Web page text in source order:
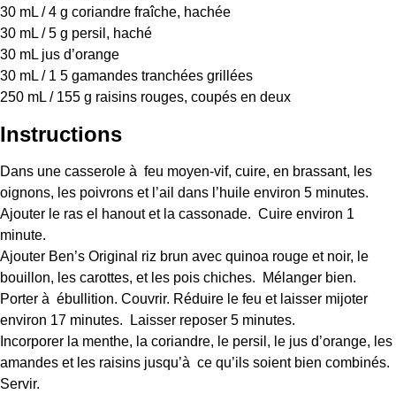
30 mL / 4 g coriandre fraîche, hachée
30 mL / 5 g persil, haché
30 mL jus d’orange
30 mL / 1 5 gamandes tranchées grillées
250 mL / 155 g raisins rouges, coupés en deux
Instructions
Dans une casserole à feu moyen-vif, cuire, en brassant, les
oignons, les poivrons et l’ail dans l’huile environ 5 minutes.
Ajouter le ras el hanout et la cassonade. Cuire environ 1
minute.
Ajouter Ben’s Original riz brun avec quinoa rouge et noir, le
bouillon, les carottes, et les pois chiches. Mélanger bien.
Porter à ébullition. Couvrir. Réduire le feu et laisser mijoter
environ 17 minutes. Laisser reposer 5 minutes.
Incorporer la menthe, la coriandre, le persil, le jus d’orange, les
amandes et les raisins jusqu’à ce qu’ils soient bien combinés.
Servir.